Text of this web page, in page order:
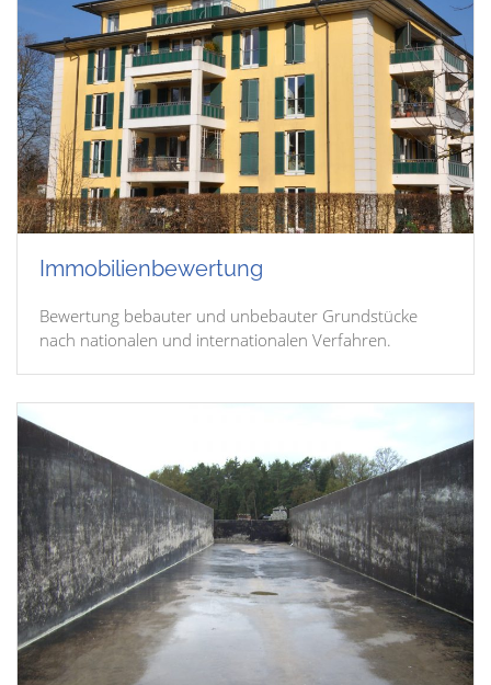
Immobilienbewertung
Bewertung bebauter und unbebauter Grundstücke
nach nationalen und internationalen Verfahren.